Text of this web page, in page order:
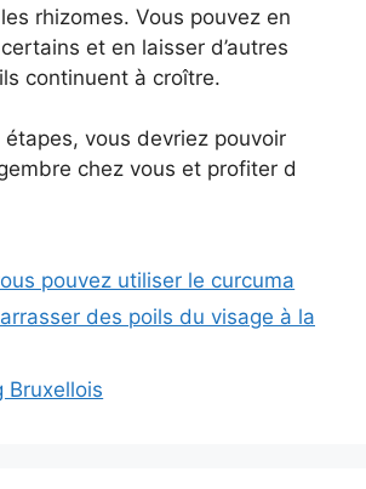
rhizomes. Vous pouvez en
et en laisser d’autres
continuent à croître.
étapes, vous devriez pouvoir
chez vous et profiter d
pouvez utiliser le curcuma
des poils du visage à la
Bruxellois